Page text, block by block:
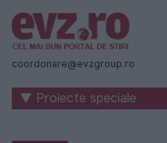
Știri
naționale
internaționale
coordonare@evzgroup.ro
▼ Proiecte speciale